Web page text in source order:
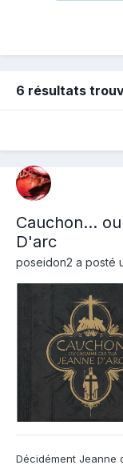
6 résultats
Cauchon...
D'arc
poseidon2 a posté
Décidément Jeanne